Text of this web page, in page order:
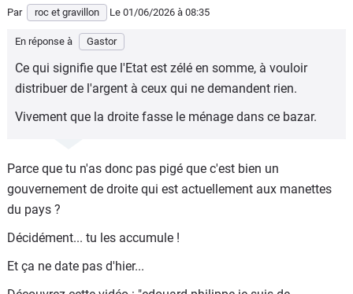
Par roc et gravillon Le 01/06/2026 à 08:35
En réponse à Gastor
Ce qui signifie que l'Etat est zélé en somme, à vouloir
distribuer de l'argent à ceux qui ne demandent rien.
Vivement que la droite fasse le ménage dans ce bazar.
Parce que tu n'as donc pas pigé que c'est bien un
gouvernement de droite qui est actuellement aux manettes
du pays ?
Décidément... tu les accumule !
Et ça ne date pas d'hier...